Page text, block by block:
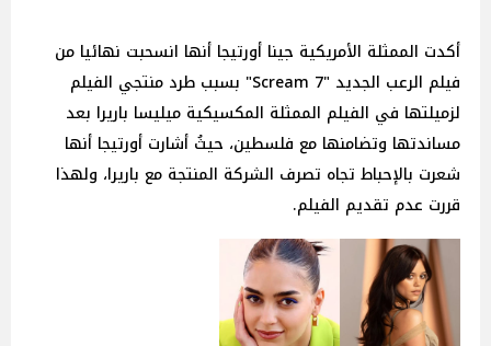
أكدت الممثلة الأمريكية جينا أورتيجا أنها انسحبت نهائيا من
فيلم الرعب الجديد "Scream 7" بسبب طرد منتجي الفيلم
لزميلتها في الفيلم الممثلة المكسيكية ميليسا باريرا بعد
مساندتها وتضامنها مع فلسطين، حيثُ أشارت أورتيجا أنها
شعرت بالإحباط تجاه تصرف الشركة المنتجة مع باريرا، ولهذا
قررت عدم تقديم الفيلم.